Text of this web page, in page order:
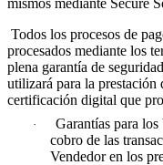
Todos los procesos de
procesados mediante los
plena garantía de
utilizará para la prestación
certificación digital que
·
Garantías para
cobro de las
Vendedor en los